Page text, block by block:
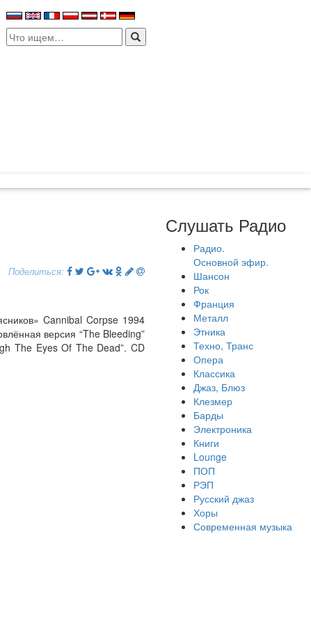
Search
for:
Поделиться:
Cannibal Corpse 1994
версия “The Bleeding”
The Eyes Of The Dead”. CD
Слушать Радио
Радио.
Основной эфир.
Шансон
Рок
Франция
Металл
Этника
Техно, Транс
Опера
Классика
Джаз, Блюз
Клезмер
Барды
Электроника
Книги
Lounge
ПОП
РЭП
Русский джаз
Хоры
Современная музыка